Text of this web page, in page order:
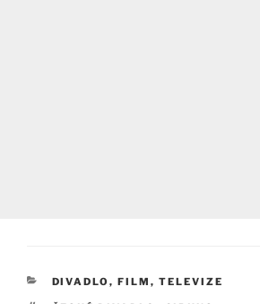
RUBRIKY
DIVADLO, FILM, TELEVIZE